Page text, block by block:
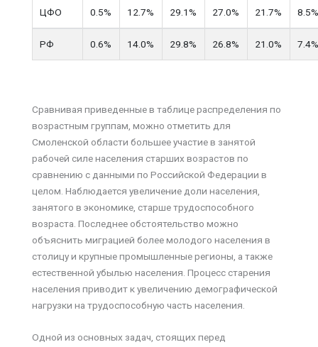
ЦФО 0.5% 12.7% 29.1% 27.0% 21.7%
РФ 0.6% 14.0% 29.8% 26.8% 21.0%
Сравнивая приведенные в таблице распределения по
возрастным группам, можно отметить для
Смоленской области большее участие в занятой
рабочей силе населения старших возрастов по
сравнению с данными по Российской Федерации в
целом. Наблюдается увеличение доли населения,
занятого в экономике, старше трудоспособного
возраста. Последнее обстоятельство можно
объяснить миграцией более молодого населения в
столицу и крупные промышленные регионы, а также
естественной убылью населения. Процесс старения
населения приводит к увеличению демографической
нагрузки на трудоспособную часть населения.
Одной из основных задач, стоящих перед